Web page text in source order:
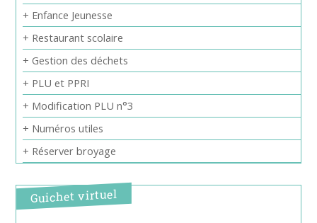
+ Enfance Jeunesse
+ Restaurant scolaire
+ Gestion des déchets
+ PLU et PPRI
+ Modification PLU n°3
+ Numéros utiles
+ Réserver broyage
Guichet virtuel